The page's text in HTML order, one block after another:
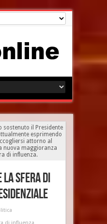
sostenuto il Presidente
esprimendo
attorno al
nuova maggioranza
di influenza.
la sfera di